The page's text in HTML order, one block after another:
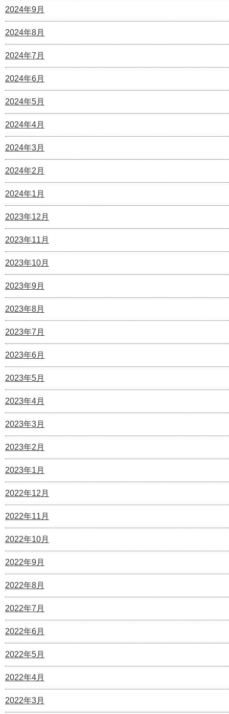
2024年9月
2024年8月
2024年7月
2024年6月
2024年5月
2024年4月
2024年3月
2024年2月
2024年1月
2023年12月
2023年11月
2023年10月
2023年9月
2023年8月
2023年7月
2023年6月
2023年5月
2023年4月
2023年3月
2023年2月
2023年1月
2022年12月
2022年11月
2022年10月
2022年9月
2022年8月
2022年7月
2022年6月
2022年5月
2022年4月
2022年3月